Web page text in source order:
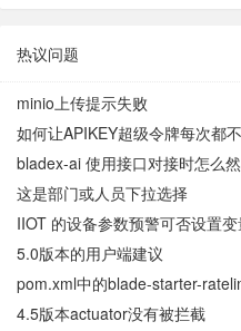
热议问题
minio上传提示失败
如何让APIKEY超级令牌每次都
bladex-ai 使用接口对接时怎么
这是部门或人员下拉选择
IIOT 的设备参数预警可否设置变
5.0版本的用户端建议
pom.xml中的blade-starter-
4.5版本actuator没有被拦截